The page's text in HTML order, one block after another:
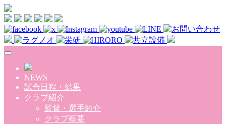
Skip to main content
NEWS
試合日程・結果
クラブ紹介
監督・選手紹介
クラブ概要